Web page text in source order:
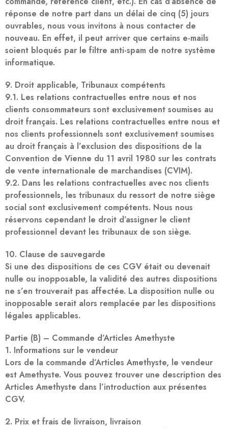
réponse de notre part dans un délai de cinq (5) jours
ouvrables, nous vous invitons à nous contacter de
nouveau. En effet, il peut arriver que certains e-mails
soient bloqués par le filtre anti-spam de notre système
informatique.
9. Droit applicable, Tribunaux compétents
9.1. Les relations contractuelles entre nous et nos
clients consommateurs sont exclusivement soumises au
droit français. Les relations contractuelles entre nous et
nos clients professionnels sont exclusivement soumises
au droit français à l’exclusion des dispositions de la
Convention de Vienne du 11 avril 1980 sur les contrats
de vente internationale de marchandises (CVIM).
9.2. Dans les relations contractuelles avec nos clients
professionnels, les tribunaux du ressort de notre siège
social sont exclusivement compétents. Nous nous
réservons cependant le droit d’assigner le client
professionnel devant les tribunaux de son siège.
10. Clause de sauvegarde
Si une des dispositions de ces CGV était ou devenait
nulle ou inopposable, la validité des autres dispositions
ne s’en trouverait pas affectée. La disposition nulle ou
inopposable serait alors remplacée par les dispositions
légales applicables.
Partie (B) – Commande d’Articles Amethyste
1. Informations sur le vendeur
Lors de la commande d’Articles Amethyste, le vendeur
est Amethyste. Vous pouvez trouver une description des
Articles Amethyste dans l’introduction aux présentes
CGV.
2. Prix et frais de livraison, livraison